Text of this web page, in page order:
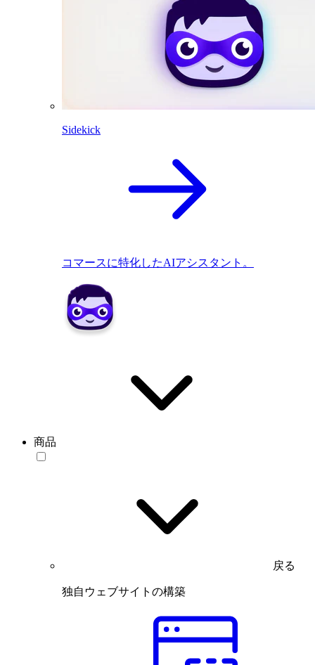
Sidekick
コマースに特化したAIアシスタント。
商品
戻る
独自ウェブサイトの構築